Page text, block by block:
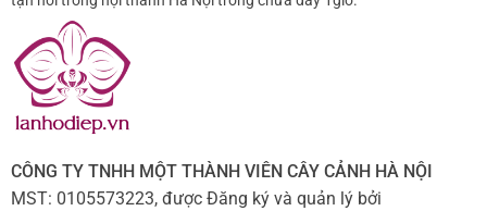
CÔNG TY TNHH MỘT THÀNH VIÊN CÂY CẢNH HÀ NỘI
MST: 0105573223, được Đăng ký và quản lý bởi